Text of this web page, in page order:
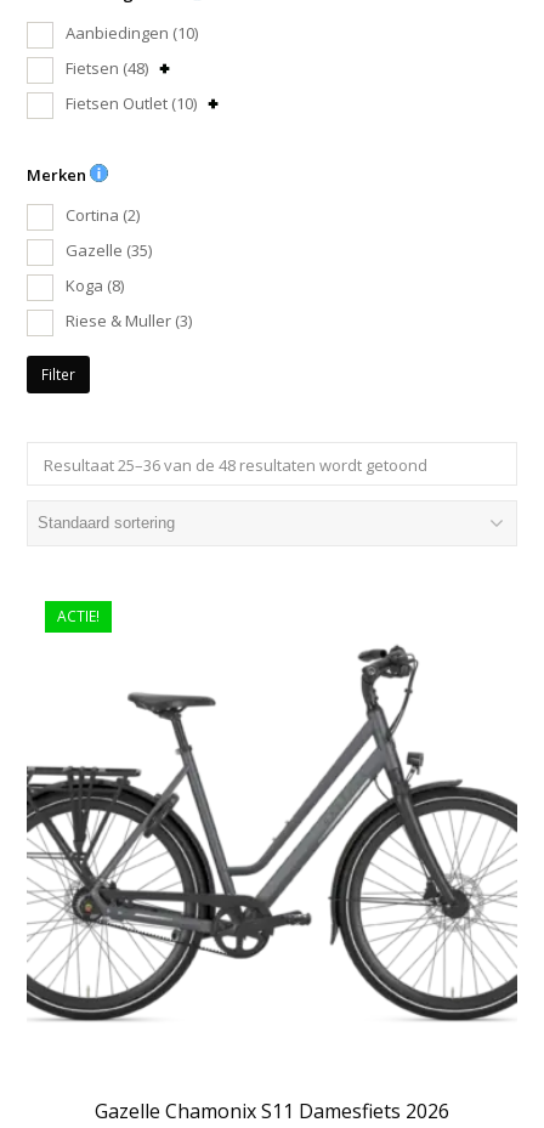
Aanbiedingen (10)
Fietsen (48)
Fietsen Outlet (10)
Merken
Cortina (2)
Gazelle (35)
Koga (8)
Riese & Muller (3)
Filter
Resultaat 25–36 van de 48 resultaten wordt getoond
ACTIE!
Gazelle Chamonix S11 Damesfiets 2026